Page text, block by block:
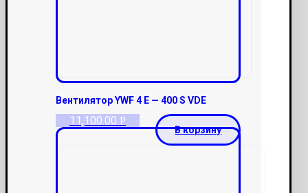
Вентилятор YWF 4 E — 400 S VDE
11,100.00 Р
В корзину